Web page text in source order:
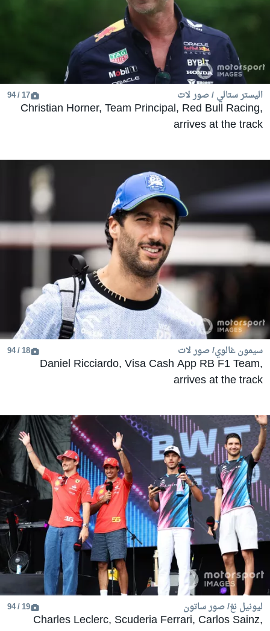
اليستر ستالي / صور لات 17 / 94
Christian Horner, Team Principal, Red Bull Racing,
arrives at the track
سيمون غالوي/ صور لات 18 / 94
Daniel Ricciardo, Visa Cash App RB F1 Team,
arrives at the track
ليونيل نغ/ صور ساتون 19 / 94
Charles Leclerc, Scuderia Ferrari, Carlos Sainz,